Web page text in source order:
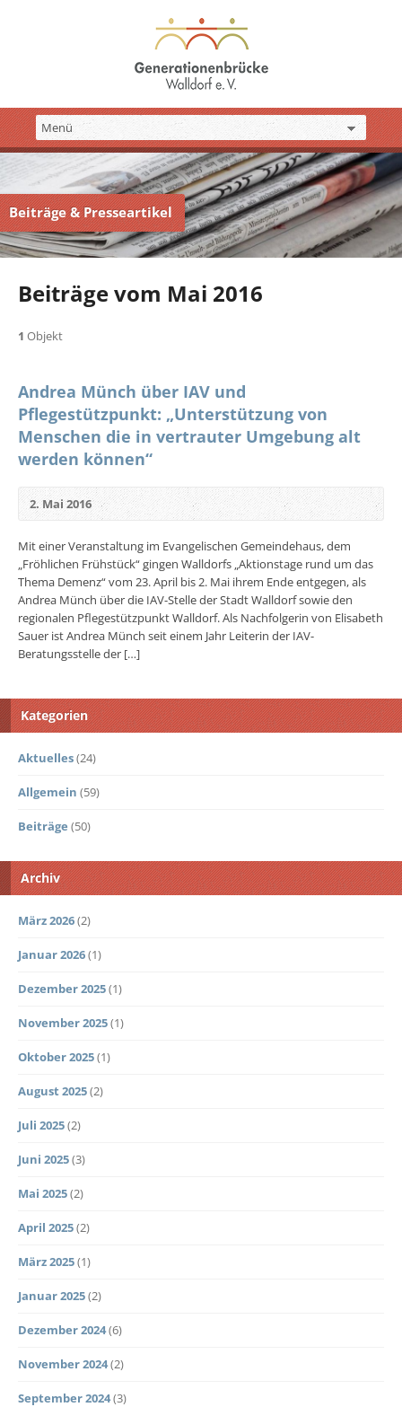
Beiträge & Presseartikel
Beiträge vom Mai 2016
1 Objekt
Andrea Münch über IAV und
Pflegestützpunkt: „Unterstützung von
Menschen die in vertrauter Umgebung alt
werden können“
2. Mai 2016
Mit einer Veranstaltung im Evangelischen Gemeindehaus, dem
„Fröhlichen Frühstück“ gingen Walldorfs „Aktionstage rund um das
Thema Demenz“ vom 23. April bis 2. Mai ihrem Ende entgegen, als
Andrea Münch über die IAV-Stelle der Stadt Walldorf sowie den
regionalen Pflegestützpunkt Walldorf. Als Nachfolgerin von Elisabeth
Sauer ist Andrea Münch seit einem Jahr Leiterin der IAV-
Beratungsstelle der […]
Kategorien
Aktuelles(24)
Allgemein (59)
Beiträge (50)
Archiv
März 2026(2)
Januar 2026(1)
Dezember 2025(1)
November 2025(1)
Oktober 2025(1)
August 2025(2)
Juli 2025(2)
Juni 2025(3)
Mai 2025(2)
April 2025(2)
März 2025(1)
Januar 2025(2)
Dezember 2024(6)
November 2024(2)
September 2024(3)